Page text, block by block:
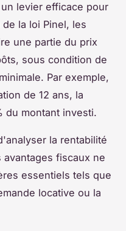
levier efficace pour
la loi Pinel, les
une partie du prix
sous condition de
Par exemple,
de 12 ans, la
du montant investi.
la rentabilité
fiscaux ne
essentiels tels que
locative ou la